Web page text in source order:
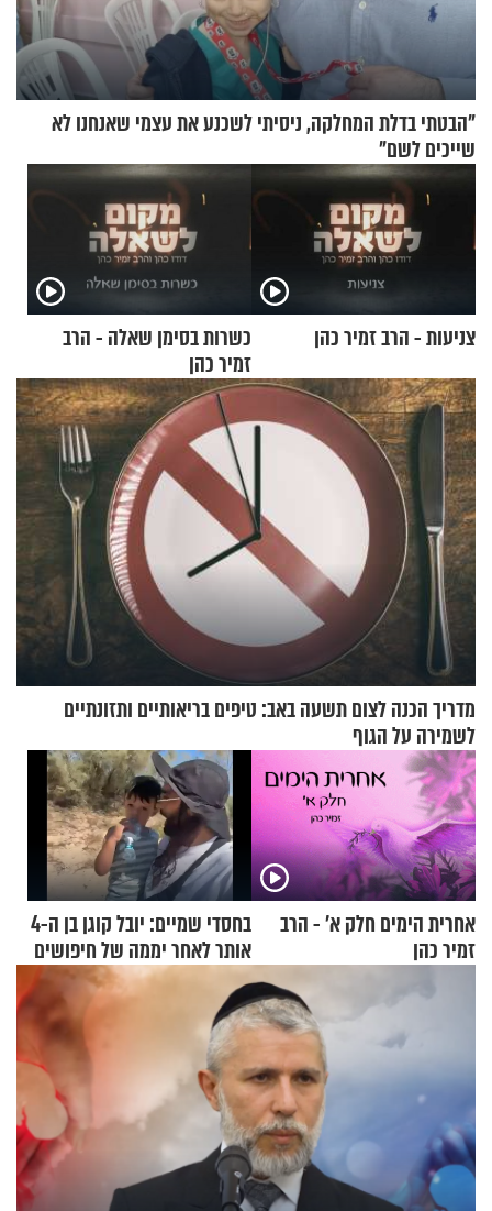
"הבטתי בדלת המחלקה, ניסיתי לשכנע את עצמי שאנחנו לא
שייכים לשם"
צניעות - הרב זמיר כהן
כשרות בסימן שאלה - הרב
זמיר כהן
מדריך הכנה לצום תשעה באב: טיפים בריאותיים ותזונתיים
לשמירה על הגוף
אחרית הימים חלק א’ - הרב
זמיר כהן
בחסדי שמיים: יובל קוגן בן ה-4
אותר לאחר יממה של חיפושים